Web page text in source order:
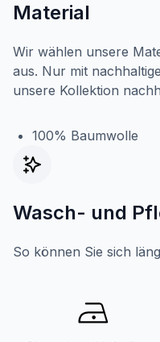
Material
Wir wählen unsere
aus. Nur mit
unsere Kollektion
100% Baumwolle
Wasch- und
So können Sie sich